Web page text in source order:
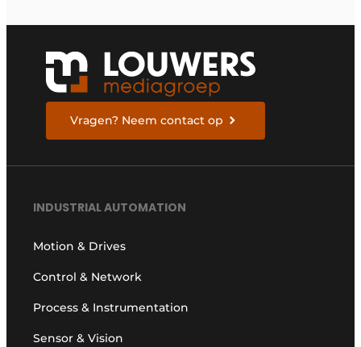
Vragen? Neem contact op
INDUSTRIAL AUTOMATION
Motion & Drives
Control & Network
Process & Instrumentation
Sensor & Vision